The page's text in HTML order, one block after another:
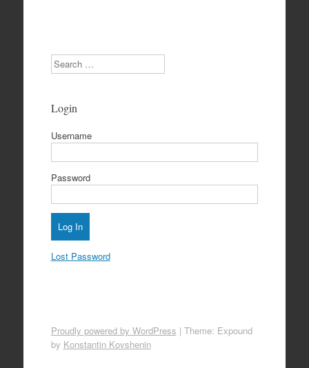
Search
Login
Username
Password
Lost Password
Proudly powered by WordPress | Theme: Expound
by Konstantin Kovshenin